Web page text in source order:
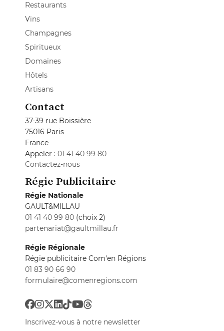
Restaurants
Vins
Champagnes
Spiritueux
Domaines
Hôtels
Artisans
Contact
37-39 rue Boissière
75016 Paris
France
Appeler : 01 41 40 99 80
Contactez-nous
Régie Publicitaire
Régie Nationale
GAULT&MILLAU
01 41 40 99 80 (choix 2)
partenariat@gaultmillau.fr
Régie Régionale
Régie publicitaire Com'en Régions
01 83 90 66 90
formulaire@comenregions.com
Inscrivez-vous à notre newsletter